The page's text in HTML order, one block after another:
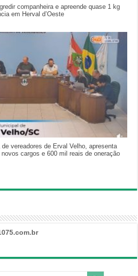
companheira e apreende quase 1 kg
em Herval d’Oeste
vereadores de Erval Velho, apresenta
cargos e 600 mil reais de oneração